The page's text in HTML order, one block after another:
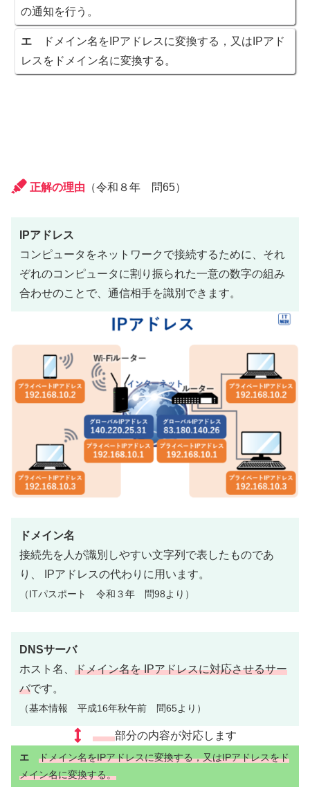
の通知を行う。
エ ドメイン名をIPアドレスに変換する，又はIPアド
レスをドメイン名に変換する。
正解の理由 （令和８年 問65）
IPアドレス
コンピュータをネットワークで接続するために、それ
ぞれのコンピュータに割り振られた一意の数字の組み
合わせのことで、通信相手を識別できます。
ドメイン名
接続先を人が識別しやすい文字列で表したものであ
り、 IPアドレスの代わりに用います。
（ITパスポート 令和３年 問98より）
DNSサーバ
ホスト名、 ドメイン名を IPアドレスに対応させるサー
バです。
（基本情報 平成16年秋午前 問65より）
部分の内容が対応します
エ
ドメイン名をIPアドレスに変換する，又はIPアドレスをド
メイン名に変換する。